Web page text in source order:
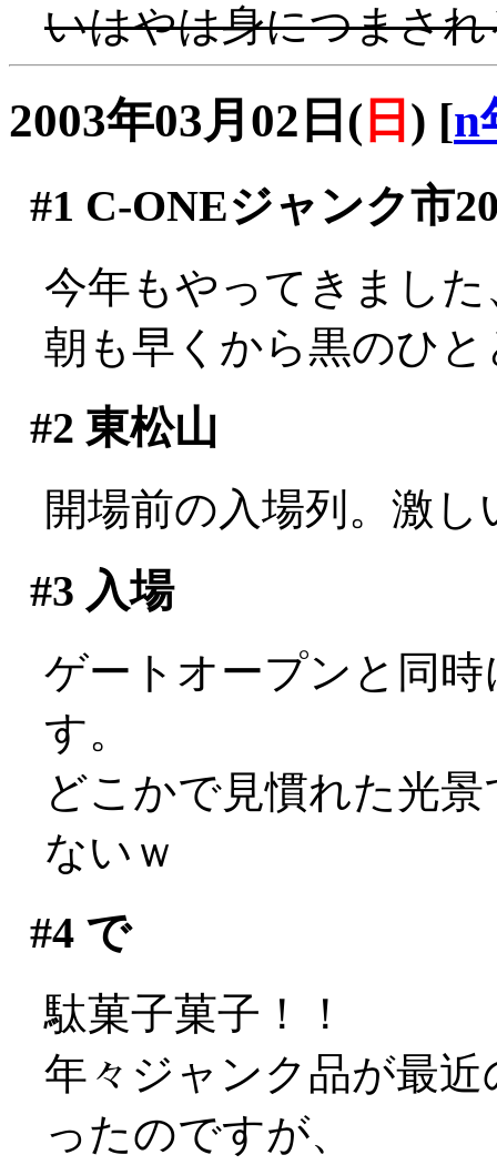
いはやは身につまさ
2003年03月02日( 日 ) [n
#1 C-ONEジャンク市
今年もやってきまし
朝も早くから黒のひ
#2 東松山
開場前の入場列。激
#3 入場
ゲートオープンと同
す。
どこかで見慣れた光
ないｗ
#4で
駄菓子菓子！！
年々ジャンク品が最
ったのですが、